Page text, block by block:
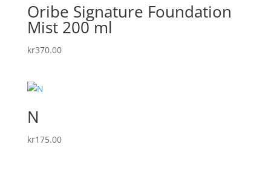
Oribe Signature Foundation
Mist 200 ml
kr370.00
N
kr175.00